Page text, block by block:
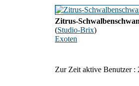
Zitrus-
(Studio-Brix)
Exoten
Zur Zeit aktive Benutzer :